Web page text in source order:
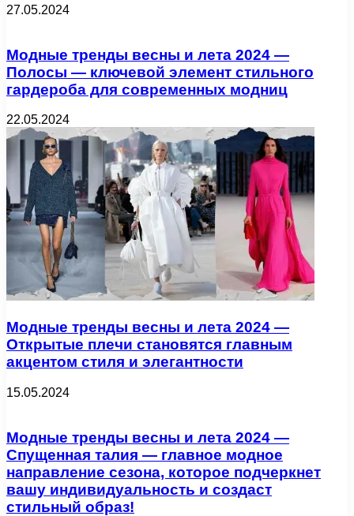
27.05.2024
Модные тренды весны и лета 2024 —
Полосы — ключевой элемент стильного
гардероба для современных модниц
22.05.2024
Модные тренды весны и лета 2024 —
Открытые плечи становятся главным
акцентом стиля и элегантности
15.05.2024
Модные тренды весны и лета 2024 —
Спущенная талия — главное модное
направление сезона, которое подчеркнет
вашу индивидуальность и создаст
стильный образ!